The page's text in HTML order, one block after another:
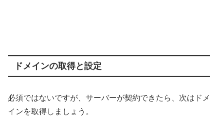
ドメインの取得と設定
必須ではないですが、サーバーが契約できたら、次はドメ
インを取得しましょう。